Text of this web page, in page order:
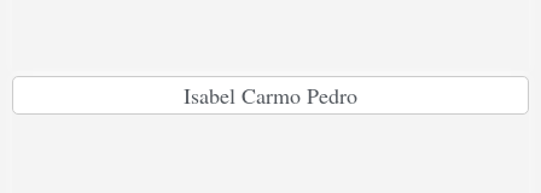
Isabel Carmo Pedro